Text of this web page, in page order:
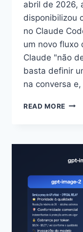
abril de 2026,
disponibilizou
no Claude
um novo fluxo
Claude "não
basta definir
na conversa
READ MORE
DO
6
PARA
O